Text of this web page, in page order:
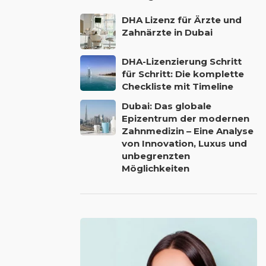
DHA Lizenz für Ärzte und
Zahnärzte in Dubai
DHA-Lizenzierung Schritt
für Schritt: Die komplette
Checkliste mit Timeline
Dubai: Das globale
Epizentrum der modernen
Zahnmedizin – Eine Analyse
von Innovation, Luxus und
unbegrenzten
Möglichkeiten